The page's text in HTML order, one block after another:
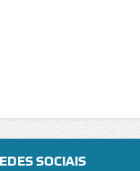
SOCIAIS